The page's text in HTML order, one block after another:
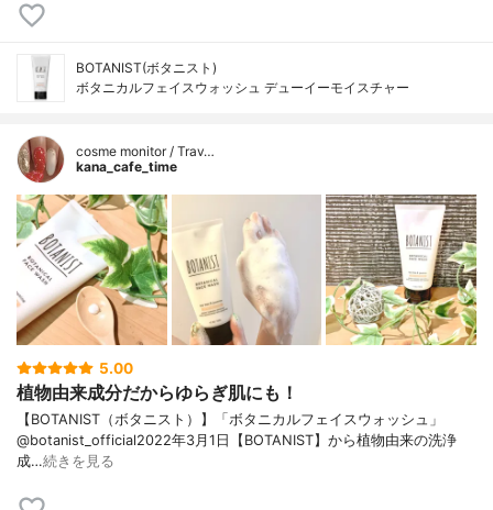
BOTANIST(ボタニスト)
ボタニカルフェイスウォッシュ デューイーモイスチャー
cosme monitor / Trav…
kana_cafe_time
5.00
植物由来成分だからゆらぎ肌にも！
【BOTANIST（ボタニスト）】「ボタニカルフェイスウォッシュ」
@botanist_official2022年3月1日【BOTANIST】から植物由来の洗浄
成…続きを見る